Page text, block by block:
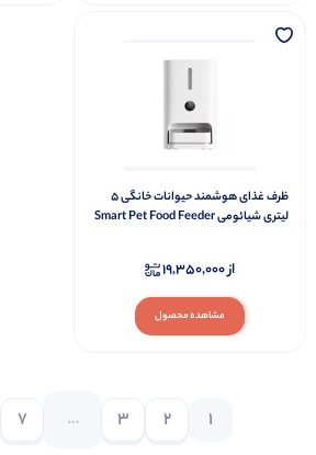
ظرف غذای هوشمند حیوانات خانگی 5
لیتری شیائومی Smart Pet Food Feeder
مشاهده محصول
از19,350,000
1
2
3
…
7